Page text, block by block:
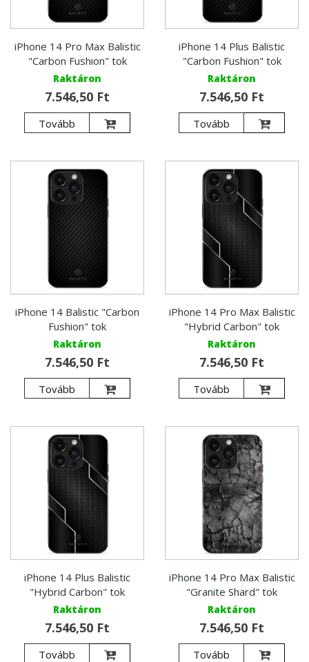
iPhone 14 Pro Max Balistic
"Carbon Fushion" tok
Raktáron
7.546,50 Ft
Tovább
iPhone 14 Plus Balistic
"Carbon Fushion" tok
Raktáron
7.546,50 Ft
Tovább
iPhone 14 Balistic "Carbon
Fushion" tok
Raktáron
7.546,50 Ft
Tovább
iPhone 14 Pro Max Balistic
"Hybrid Carbon" tok
Raktáron
7.546,50 Ft
Tovább
iPhone 14 Plus Balistic
"Hybrid Carbon" tok
Raktáron
7.546,50 Ft
Tovább
iPhone 14 Pro Max Balistic
"Granite Shard" tok
Raktáron
7.546,50 Ft
Tovább